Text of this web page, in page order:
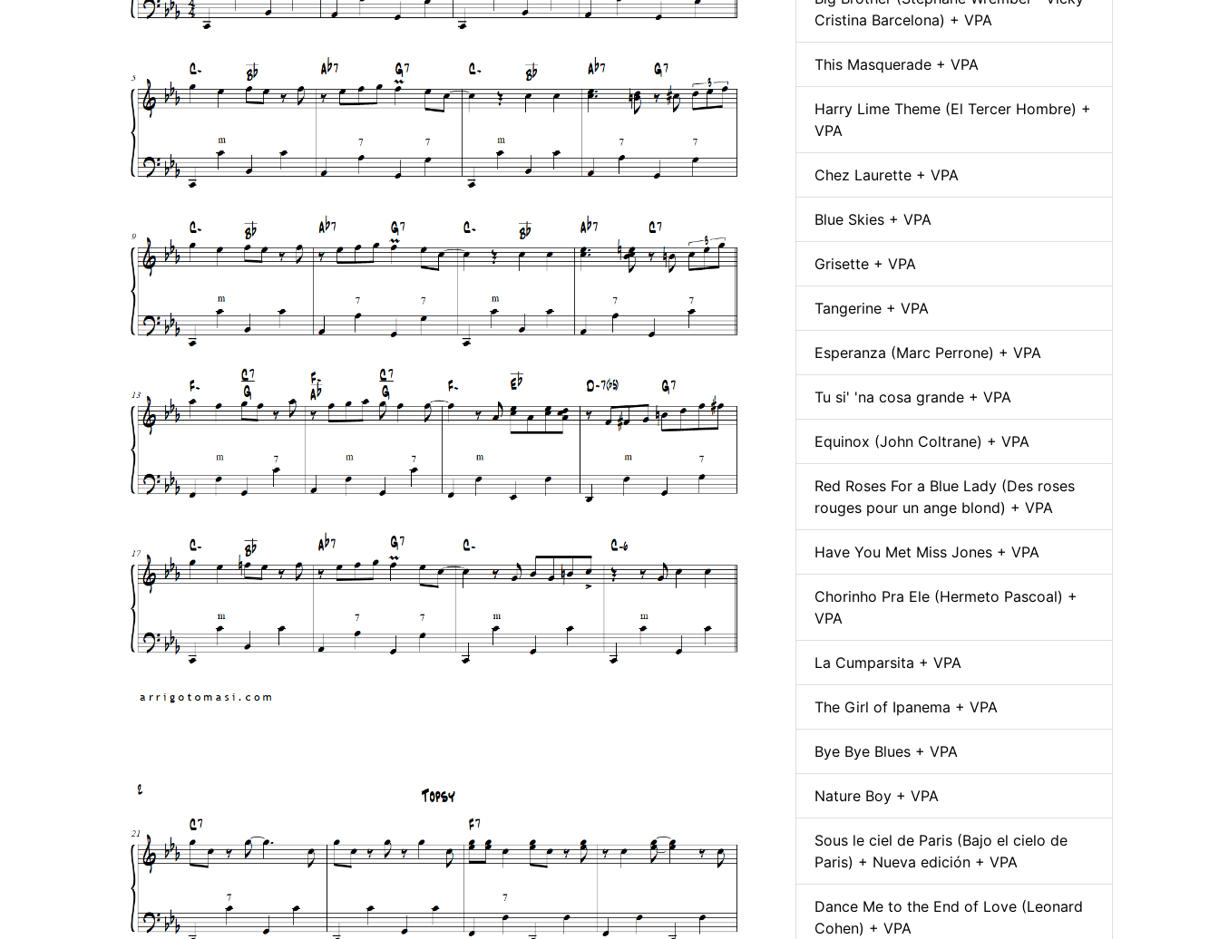
Cristina Barcelona) + VPA
This Masquerade + VPA
Harry Lime Theme (El Tercer Hombre) +
VPA
Chez Laurette + VPA
Blue Skies + VPA
Grisette + VPA
Tangerine + VPA
Esperanza (Marc Perrone) + VPA
Tu si' 'na cosa grande + VPA
Equinox (John Coltrane) + VPA
Red Roses For a Blue Lady (Des roses
rouges pour un ange blond) + VPA
Have You Met Miss Jones + VPA
Chorinho Pra Ele (Hermeto Pascoal) +
VPA
La Cumparsita + VPA
The Girl of Ipanema + VPA
Bye Bye Blues + VPA
Nature Boy + VPA
Sous le ciel de Paris (Bajo el cielo de
Paris) + Nueva edición + VPA
Dance Me to the End of Love (Leonard
Cohen) + VPA